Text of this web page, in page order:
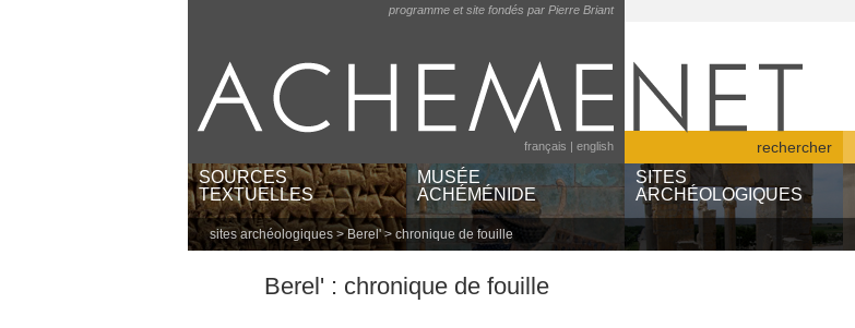
programme et site fondés par Pierre Briant
français | english rechercher
SOURCES
TEXTUELLES
textes par langues et
textes par régions
MUSÉE
ACHÉMÉNIDE
musées et institutions
lieux géographiques
SITES
ARCHÉOLOGIQUES
Ayn Manâwir
sites archéologiques >Berel'> chronique de fouille
Berel' : chronique de fouille